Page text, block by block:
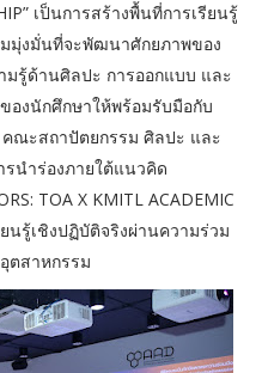
เป็นการสร้างพื้นที่การเรียนรู้
มุ่งมั่นที่จะพัฒนาศักยภาพของ
มรู้ด้านศิลปะ การออกแบบ และ
งนักศึกษาให้พร้อมรับมือกับ
ณะสถาปัตยกรรม ศิลปะ และ
รนำร่องภายใต้แนวคิด
TOA X KMITL ACADEMIC
ยนรู้เชิงปฏิบัติจริงผ่านความร่วม
ตสาหกรรม